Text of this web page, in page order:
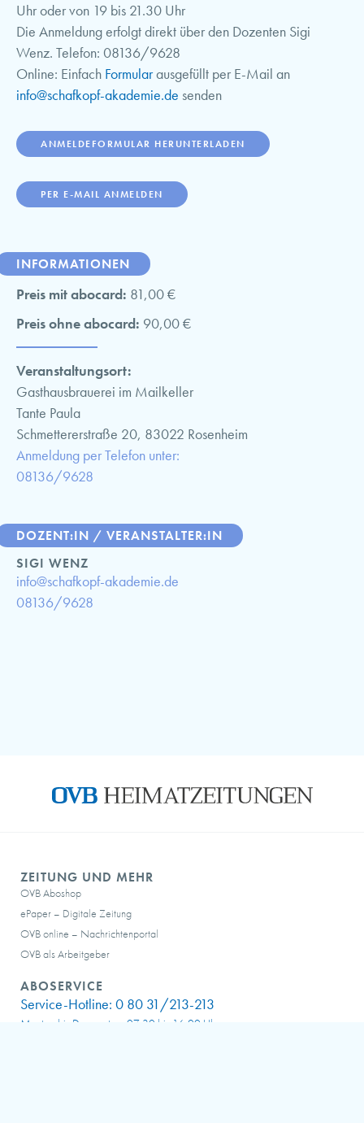
Uhr oder von 19 bis 21.30 Uhr
Die Anmeldung erfolgt direkt über den Dozenten Sigi
Wenz. Telefon: 08136/9628
Online: Einfach Formularausgefüllt per E-Mail an
info@schafkopf-akademie.de senden
ANMELDEFORMULAR HERUNTERLADEN
PER E-MAIL ANMELDEN
INFORMATIONEN
Preis mit abocard: 81,00 €
Preis ohne abocard: 90,00 €
Veranstaltungsort:
Gasthausbrauerei im Mailkeller
Tante Paula
Schmettererstraße 20, 83022 Rosenheim
Anmeldung per Telefon unter:
08136/9628
DOZENT:IN / VERANSTALTER:IN
SIGI WENZ
info@schafkopf-akademie.de
08136/9628
ZEITUNG UND MEHR
OVB Aboshop
ePaper – Digitale Zeitung
OVB online – Nachrichtenportal
OVB als Arbeitgeber
ABOSERVICE
Service-Hotline: 0 80 31/213-213
Montag bis Donnerstag: 07:30 bis 16:00 Uhr